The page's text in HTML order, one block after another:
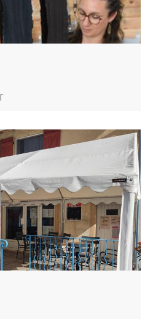
"Les Estubés" vi danno il
Bevande calde e